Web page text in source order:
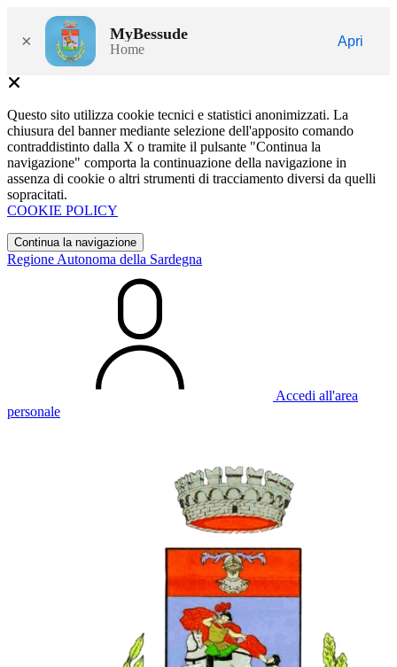
× MyBessude
Home
Apri
Questo sito utilizza cookie tecnici e statistici anonimizzati. La
chiusura del banner mediante selezione dell'apposito comando
contraddistinto dalla X o tramite il pulsante "Continua la
navigazione" comporta la continuazione della navigazione in
assenza di cookie o altri strumenti di tracciamento diversi da quelli
sopracitati.
COOKIE POLICY
Continua la navigazione
Regione Autonoma della Sardegna
Accedi all'area
personale